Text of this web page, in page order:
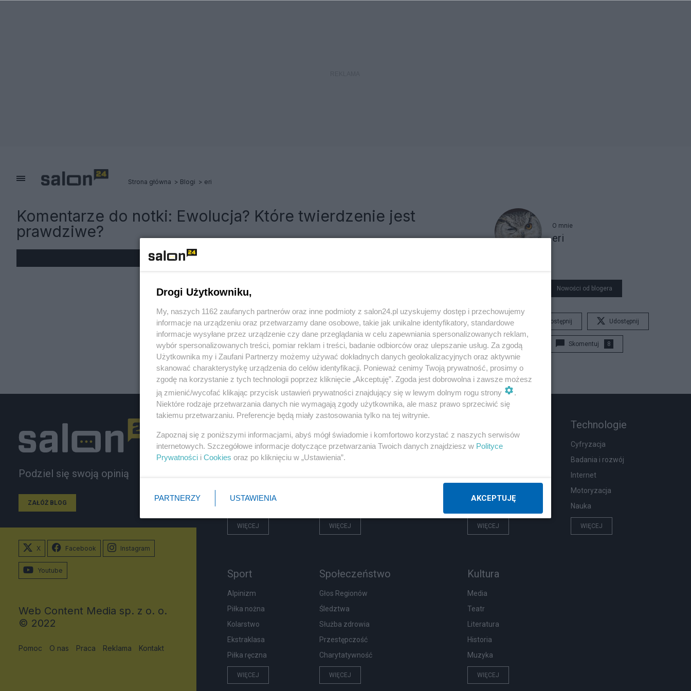
Strona główna Blogi eri
Komentarze do notki: Ewolucja? Które twierdzenie jest
prawdziwe?
O mnie
eri
Nowości od blogera
Udostępnij Udostępnij
Skomentuj 8
Podziel się swoją opinią
ZAŁÓŻ BLOG
PiS
Rząd
WIĘCEJ
Biznes
Pieniądze
WIĘCEJ
Wypadki
WIĘCEJ
Technologie
Cyfryzacja
Badania i rozwój
Internet
Motoryzacja
Nauka
WIĘCEJ
Sport
Alpinizm
Piłka nożna
Kolarstwo
Ekstraklasa
Piłka ręczna
WIĘCEJ
Społeczeństwo
Głos Regionów
Śledztwa
Służba zdrowia
Przestępczość
Charytatywność
WIĘCEJ
Kultura
Media
Teatr
Literatura
Historia
Muzyka
WIĘCEJ
X Facebook Instagram
Youtube
Web Content Media sp. z o. o.
© 2022
Pomoc O nas Praca Reklama Kontakt
Drogi Użytkowniku,
My, naszych 1162 zaufanych partnerów oraz inne podmioty z salon24.pl uzyskujemy dostęp i przechowujemy
informacje na urządzeniu oraz przetwarzamy dane osobowe, takie jak unikalne identyfikatory, standardowe
informacje wysyłane przez urządzenie czy dane przeglądania w celu zapewniania spersonalizowanych reklam,
wybór spersonalizowanych treści, pomiar reklam i treści, badanie odbiorców oraz ulepszanie usług. Za zgodą
Użytkownika my i Zaufani Partnerzy możemy używać dokładnych danych geolokalizacyjnych oraz aktywnie
skanować charakterystykę urządzenia do celów identyfikacji. Ponieważ cenimy Twoją prywatność, prosimy o
zgodę na korzystanie z tych technologii poprzez kliknięcie „Akceptuję”. Zgoda jest dobrowolna i zawsze możesz
ją zmienić/wycofać klikając przycisk ustawień prywatności znajdujący się w lewym dolnym rogu strony
.
Niektóre rodzaje przetwarzania danych nie wymagają zgody użytkownika, ale masz prawo sprzeciwić się
takiemu przetwarzaniu. Preferencje będą miały zastosowania tylko na tej witrynie.
Zapoznaj się z poniższymi informacjami, abyś mógł świadomie i komfortowo korzystać z naszych serwisów
internetowych. Szczegółowe informacje dotyczące przetwarzania Twoich danych znajdziesz w Polityce
Prywatności i Cookies oraz po kliknięciu w „Ustawienia”.
PARTNERZY USTAWIENIA AKCEPTUJĘ